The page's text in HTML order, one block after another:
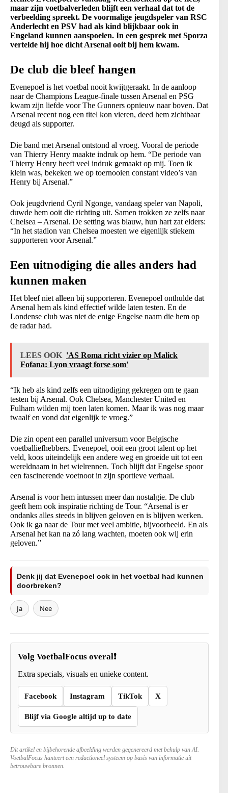
maar zijn voetbalverleden blijft een verhaal dat tot de
verbeelding spreekt. De voormalige jeugdspeler van RSC
Anderlecht en PSV had als kind blijkbaar ook in
Engeland kunnen aanspoelen. In een gesprek met Sporza
vertelde hij hoe dicht Arsenal ooit bij hem kwam.
De club die bleef hangen
Evenepoel is het voetbal nooit kwijtgeraakt. In de aanloop
naar de Champions League-finale tussen Arsenal en PSG
kwam zijn liefde voor The Gunners opnieuw naar boven. Dat
Arsenal recent nog een titel kon vieren, deed hem zichtbaar
deugd als supporter.
Die band met Arsenal ontstond al vroeg. Vooral de periode
van Thierry Henry maakte indruk op hem. “De periode van
Thierry Henry heeft veel indruk gemaakt op mij. Toen ik
klein was, bekeken we op toernooien constant video’s van
Henry bij Arsenal.”
Ook jeugdvriend Cyril Ngonge, vandaag speler van Napoli,
duwde hem ooit die richting uit. Samen trokken ze zelfs naar
Chelsea – Arsenal. De setting was blauw, hun hart zat elders:
“In het stadion van Chelsea moesten we eigenlijk stiekem
supporteren voor Arsenal.”
Een uitnodiging die alles anders had
kunnen maken
Het bleef niet alleen bij supporteren. Evenepoel onthulde dat
Arsenal hem als kind effectief wilde laten testen. En de
Londense club was niet de enige Engelse naam die hem op
de radar had.
LEES OOK 'AS Roma richt vizier op Malick
Fofana: Lyon vraagt forse som'
“Ik heb als kind zelfs een uitnodiging gekregen om te gaan
testen bij Arsenal. Ook Chelsea, Manchester United en
Fulham wilden mij toen laten komen. Maar ik was nog maar
twaalf en vond dat eigenlijk te vroeg.”
Die zin opent een parallel universum voor Belgische
voetballiefhebbers. Evenepoel, ooit een groot talent op het
veld, koos uiteindelijk een andere weg en groeide uit tot een
wereldnaam in het wielrennen. Toch blijft dat Engelse spoor
een fascinerende voetnoot in zijn sportieve verhaal.
Arsenal is voor hem intussen meer dan nostalgie. De club
geeft hem ook inspiratie richting de Tour. “Arsenal is er
ondanks alles steeds in blijven geloven en is blijven werken.
Ook ik ga naar de Tour met veel ambitie, bijvoorbeeld. En als
Arsenal het kan na zó lang wachten, moeten ook wij erin
geloven.”
Denk jij dat Evenepoel ook in het voetbal had kunnen
doorbreken?
Ja Nee
Volg VoetbalFocus overal❗
Extra specials, visuals en unieke content.
Facebook Instagram TikTok X
Blijf via Google altijd up to date
Dit artikel en bijbehorende afbeelding werden gegenereerd met behulp van AI.
VoetbalFocus hanteert een redactioneel systeem op basis van informatie uit
betrouwbare bronnen.